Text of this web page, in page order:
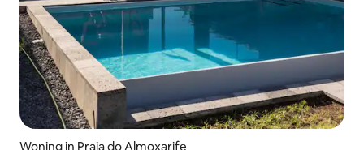
Woning in Praia do Almoxarife